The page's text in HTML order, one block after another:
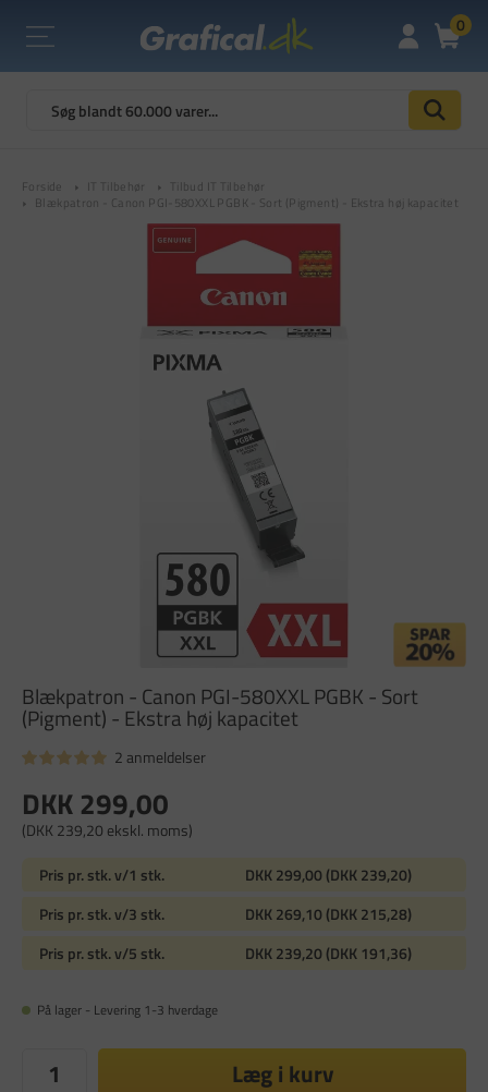
0
Forside IT Tilbehør
Tilbud IT Tilbehør
Blækpatron - Canon PGI-580XXL PGBK - Sort (Pigment) - Ekstra høj kapacitet
Blækpatron - Canon PGI-580XXL PGBK - Sort
(Pigment) - Ekstra høj kapacitet
2 anmeldelser
DKK 299,00
(DKK 239,20 ekskl. moms)
Pris pr. stk. v/1 stk.
DKK 299,00 (DKK 239,20)
Pris pr. stk. v/3 stk.
DKK 269,10 (DKK 215,28)
Pris pr. stk. v/5 stk.
DKK 239,20 (DKK 191,36)
På lager - Levering 1-3 hverdage
Læg i kurv